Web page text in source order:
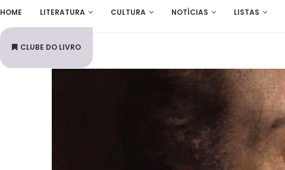
HOME LITERATURA CULTURA NOTÍCIAS LISTAS
CLUBE DO LIVRO